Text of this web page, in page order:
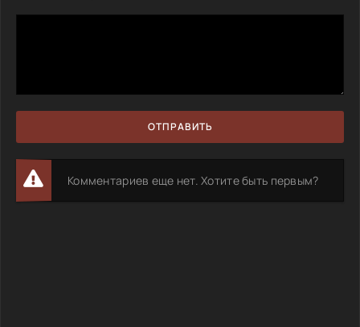
ОТПРАВИТЬ
Комментариев еще нет. Хотите быть первым?